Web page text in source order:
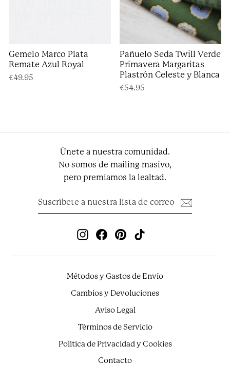
Gemelo Marco Plata
Remate Azul Royal
€49.95
Pañuelo Seda Twill Verde
Primavera Margaritas
Plastrón Celeste y Blanca
€54.95
Únete a nuestra comunidad.
No somos de mailing masivo,
pero premiamos la lealtad.
Instagram
FacebookPinterest
Métodos y Gastos de Envío
Cambios y Devoluciones
Aviso Legal
Términos de Servicio
Política de Privacidad y Cookies
Contacto